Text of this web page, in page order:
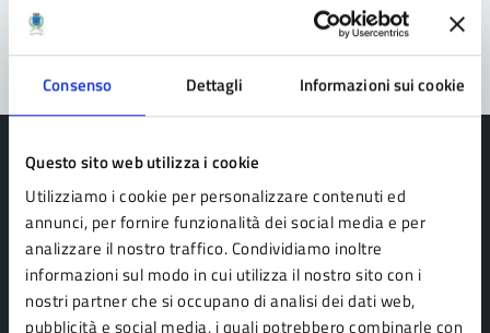
Consenso Dettagli Informazioni sui cookie
Questo sito web utilizza i cookie
Utilizziamo i cookie per personalizzare contenuti ed
annunci, per fornire funzionalità dei social media e per
analizzare il nostro traffico. Condividiamo inoltre
informazioni sul modo in cui utilizza il nostro sito con i
nostri partner che si occupano di analisi dei dati web,
pubblicità e social media, i quali potrebbero combinarle con
Comune di Pavullo nel Frignano
AMMINISTRAZIONE